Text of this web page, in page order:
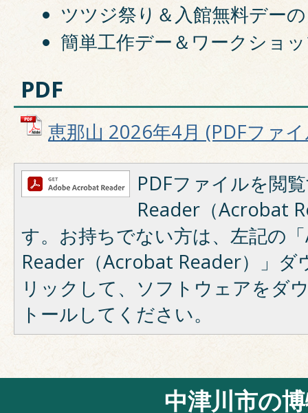
ツツジ祭り＆入館無料デー
簡単工作デー＆ワークショ
PDF
恵那山 2026年4月 (PDFファ
PDFファイルを閲
Reader（Acrobat
す。お持ちでない方は、左記の
Reader（Acrobat Reader）」ダ
リックして、ソフトウェアをダ
トールしてください。
中津川市の